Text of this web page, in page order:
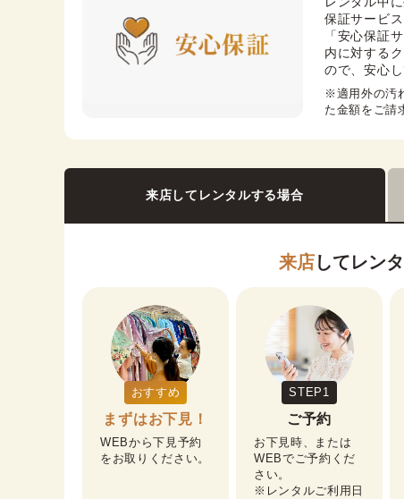
保証サービ
「安心保証
内に対する
ので、安心
※適用外の汚
た金額をご請
来店してレンタルする場合
来店してレン
おすすめ
まずはお下見！
WEBから下見予約
をお取りください。
STEP1
ご予約
お下見時、または
WEBでご予約くだ
さい。
※レンタルご利用日